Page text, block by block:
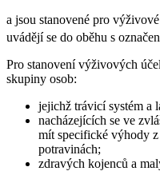
a jsou stanovené pro
uvádějí se do oběhu s
Pro stanovení výživových
skupiny osob:
jejichž trávicí systém a
nacházejících se ve
mít specifické výhody
potravinách;
zdravých kojenců a